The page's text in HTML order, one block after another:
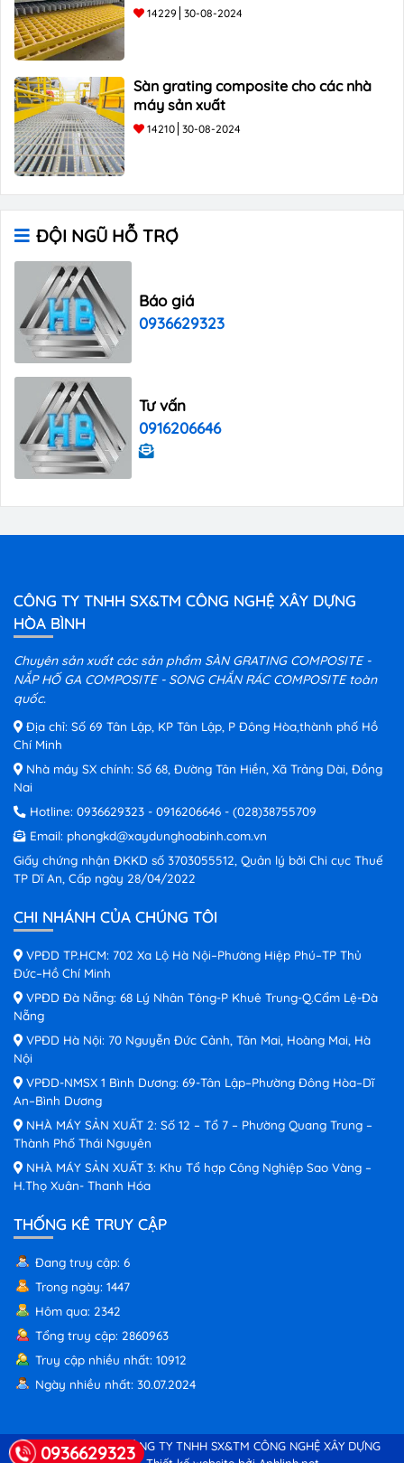
14229 30-08-2024
Sàn grating composite cho các nhà
máy sản xuất
14210 30-08-2024
ĐỘI NGŨ HỖ TRỢ
Báo giá
0936629323
Tư vấn
0916206646
CÔNG TY TNHH SX&TM CÔNG NGHỆ XÂY DỰNG
HÒA BÌNH
Chuyên sản xuất các sản phẩm SÀN GRATING COMPOSITE -
NẮP HỐ GA COMPOSITE - SONG CHẮN RÁC COMPOSITE toàn
quốc.
Địa chỉ: Số 69 Tân Lập, KP Tân Lập, P Đông Hòa,thành phố Hồ
Chí Minh
Nhà máy SX chính: Số 68, Đường Tân Hiền, Xã Trảng Dài, Đồng
Nai
Hotline: 0936629323 - 0916206646 - (028)38755709
Email: phongkd@xaydunghoabinh.com.vn
Giấy chứng nhận ĐKKD số 3703055512, Quản lý bởi Chi cục Thuế
TP Dĩ An, Cấp ngày 28/04/2022
0936629323
CHI NHÁNH CỦA CHÚNG TÔI
VPĐD TP.HCM: 702 Xa Lộ Hà Nội–Phường Hiệp Phú–TP Thủ
Đức–Hồ Chí Minh
VPĐD Đà Nẵng: 68 Lý Nhân Tông-P Khuê Trung-Q.Cẩm Lệ-Đà
Nẵng
VPĐD Hà Nội: 70 Nguyễn Đức Cảnh, Tân Mai, Hoàng Mai, Hà
Nội
VPĐD-NMSX 1 Bình Dương: 69-Tân Lập–Phường Đông Hòa–Dĩ
An–Bình Dương
NHÀ MÁY SẢN XUẤT 2: Số 12 – Tổ 7 – Phường Quang Trung –
Thành Phố Thái Nguyên
NHÀ MÁY SẢN XUẤT 3: Khu Tổ hợp Công Nghiệp Sao Vàng –
H.Thọ Xuân- Thanh Hóa
THỐNG KÊ TRUY CẬP
Đang truy cập: 6
Trong ngày: 1447
Hôm qua: 2342
Tổng truy cập: 2860963
Truy cập nhiều nhất: 10912
Ngày nhiều nhất: 30.07.2024
© Copyright 2026 CÔNG TY TNHH SX&TM CÔNG NGHỆ XÂY DỰNG